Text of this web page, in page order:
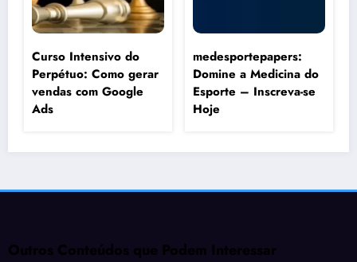
Curso Intensivo do
Perpétuo: Como gerar
vendas com Google
Ads
medesportepapers:
Domine a Medicina do
Esporte – Inscreva-se
Hoje
Outros Conteúdos que Podem Interessar